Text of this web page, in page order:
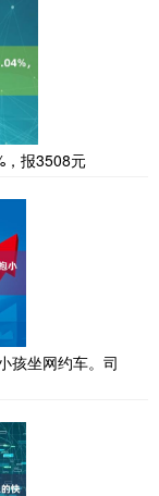
，报3508元
孩坐网约车。司